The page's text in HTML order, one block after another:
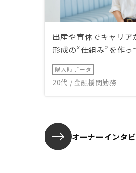
出産や育休でキャリ
形成の“仕組み”を作っ
購入時データ
20代 / 金融機関勤務
オーナーインタ